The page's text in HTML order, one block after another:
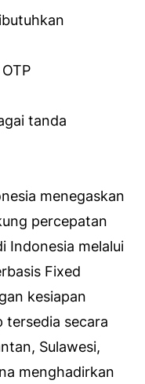
tanda
menegaskan
percepatan
Indonesia melalui
Fixed
kesiapan
tersedia secara
Sulawesi,
menghadirkan